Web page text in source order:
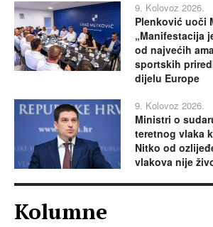
9. Kolovoz 2026.
Plenković uoči
„Manifestacija
od najvećih
sportskih
dijelu Europe
9. Kolovoz 2026.
Ministri o
teretnog vlaka
Nitko od
vlakova nije
Kolumne